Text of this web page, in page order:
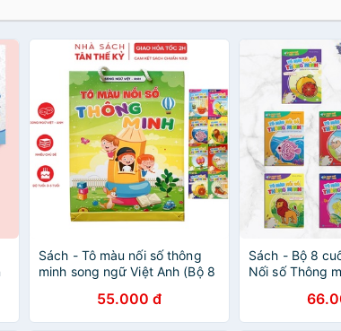
Sách - Tô màu nối số thông
minh song ngữ Việt Anh (Bộ 8
55.000 đ
Sách - Bộ 8
Nối số Thông